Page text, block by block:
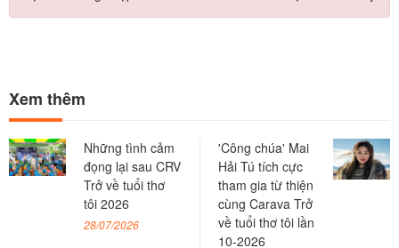
Xem thêm
Những tình cảm
đọng lại sau CRV
Trở về tuổi thơ
tôi 2026
28/07/2026
'Công chúa' Mai
Hải Tú tích cực
tham gia từ thiện
cùng Carava Trở
về tuổi thơ tôi lần
10-2026